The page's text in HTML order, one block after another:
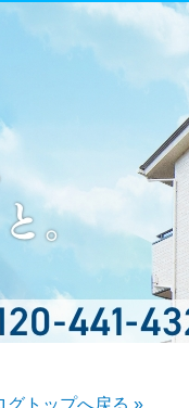
グトップへ戻る »